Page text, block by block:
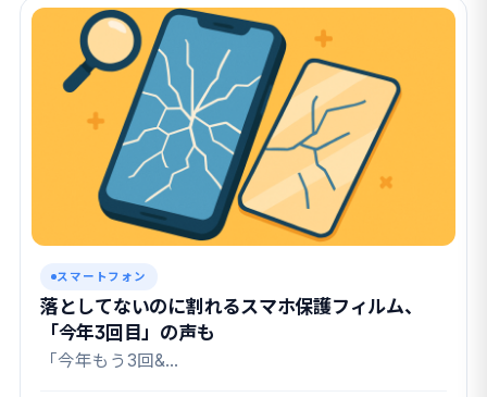
スマートフォン
落としてないのに割れるスマホ保護フィルム、
「今年3回目」の声も
「今年もう3回&…